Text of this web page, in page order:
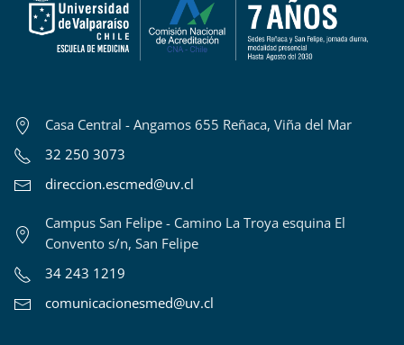
Casa Central - Angamos 655 Reñaca, Viña del Mar
32 250 3073
direccion.escmed@uv.cl
Campus San Felipe - Camino La Troya esquina El
Convento s/n, San Felipe
34 243 1219
comunicacionesmed@uv.cl